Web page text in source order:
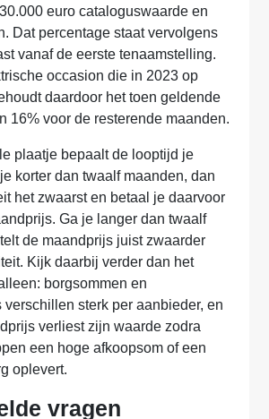
euro cataloguswaarde en
Dat percentage staat vervolgens
vanaf de eerste tenaamstelling.
occasion die in 2023 op
daardoor het toen geldende
16% voor de resterende maanden.
plaatje bepaalt de looptijd je
korter dan twaalf maanden, dan
het zwaarst en betaal je daarvoor
Ga je langer dan twaalf
de maandprijs juist zwaarder
Kijk daarbij verder dan het
borgsommen en
verschillen sterk per aanbieder, en
verliest zijn waarde zodra
een hoge afkoopsom of een
oplevert.
vragen